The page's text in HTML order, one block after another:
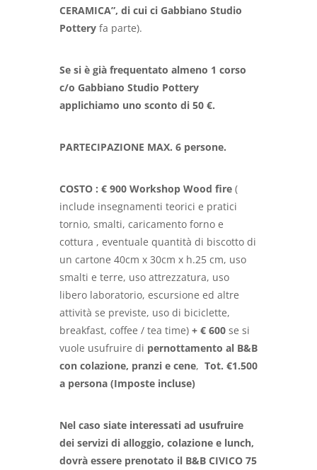
CERAMICA”, di cui ci Gabbiano Studio
Pottery fa parte).
Se si è già frequentato almeno 1 corso
c/o Gabbiano Studio Pottery
applichiamo uno sconto di 50 €.
PARTECIPAZIONE MAX. 6 persone.
COSTO : € 900 Workshop Wood fire (
include insegnamenti teorici e pratici
tornio, smalti, caricamento forno e
cottura , eventuale quantità di biscotto di
un cartone 40cm x 30cm x h.25 cm, uso
smalti e terre, uso attrezzatura, uso
libero laboratorio, escursione ed altre
attività se previste, uso di biciclette,
breakfast, coffee / tea time) + € 600 se si
vuole usufruire di pernottamento al B&B
con colazione, pranzi e cene, Tot. €1.500
a persona (Imposte incluse)
Nel caso siate interessati ad usufruire
dei servizi di alloggio, colazione e lunch,
dovrà essere prenotato il B&B CIVICO 75